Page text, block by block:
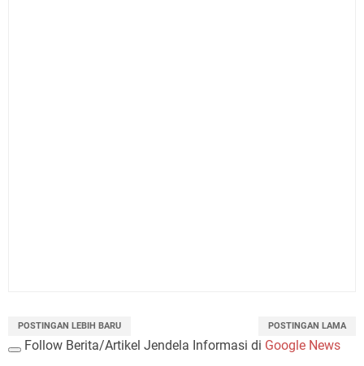
POSTINGAN LEBIH BARU POSTINGAN LAMA
Follow Berita/Artikel Jendela Informasi di Google News